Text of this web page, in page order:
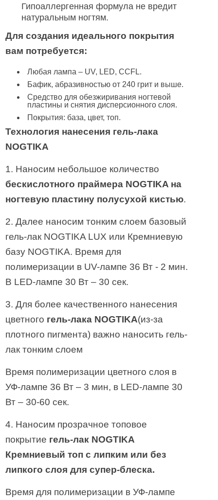
Гипоаллергенная формула не вредит
натуральным ногтям.
Для создания идеального покрытия
вам потребуется:
Любая лампа – UV, LED, CCFL.
Бафик, абразивностью от 240 грит и выше.
Средство для обезжиривания ногтевой
пластины и снятия дисперсионного слоя.
Покрытия: база, цвет, топ.
Технология нанесения гель-лака
NOGTIKA
1. Наносим небольшое количество
бескислотного праймера NOGTIKA на
ногтевую пластину полусухой кистью.
2. Далее наносим тонким слоем базовый
гель-лак NOGTIKA LUX или Кремниевую
базу NOGTIKA. Время для
полимеризации в UV-лампе 36 Вт - 2 мин.
В LED-лампе 30 Вт – 30 сек.
3. Для более качественного нанесения
цветного гель-лака NOGTIKA(из-за
плотного пигмента) важно наносить гель-
лак тонким слоем
Время полимеризации цветного слоя в
УФ-лампе 36 Вт – 3 мин, в LED-лампе 30
Вт – 30-60 сек.
4. Наносим прозрачное топовое
покрытие гель-лак NOGTIKA
Кремниевый топ с липким или без
липкого слоя для супер-блеска.
Время для полимеризации в УФ-лампе